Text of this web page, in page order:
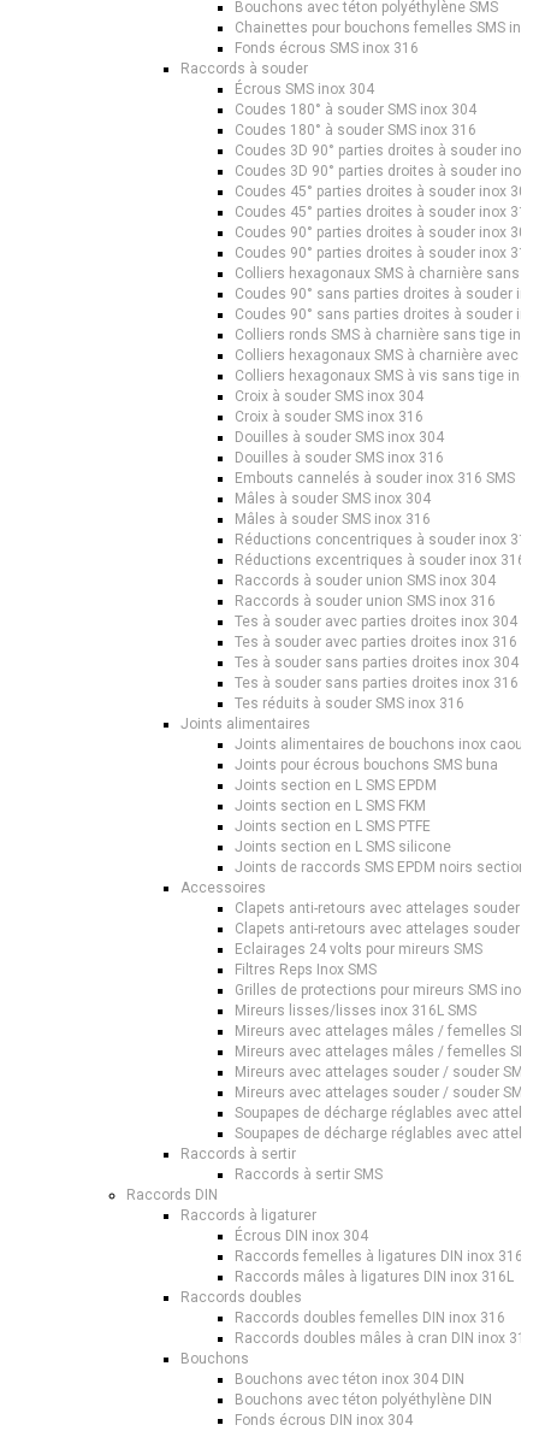
Bouchons avec téton polyéthylène SMS
Chainettes pour bouchons femelles SMS inox
Fonds écrous SMS inox 316
Raccords à souder
Écrous SMS inox 304
Coudes 180° à souder SMS inox 304
Coudes 180° à souder SMS inox 316
Coudes 3D 90° parties droites à souder inox
Coudes 3D 90° parties droites à souder inox
Coudes 45° parties droites à souder inox 304
Coudes 45° parties droites à souder inox 316
Coudes 90° parties droites à souder inox 304
Coudes 90° parties droites à souder inox 316
Colliers hexagonaux SMS à charnière sans
Coudes 90° sans parties droites à souder
Coudes 90° sans parties droites à souder
Colliers ronds SMS à charnière sans tige
Colliers hexagonaux SMS à charnière avec
Colliers hexagonaux SMS à vis sans tige inox
Croix à souder SMS inox 304
Croix à souder SMS inox 316
Douilles à souder SMS inox 304
Douilles à souder SMS inox 316
Embouts cannelés à souder inox 316 SMS
Mâles à souder SMS inox 304
Mâles à souder SMS inox 316
Réductions concentriques à souder inox 316
Réductions excentriques à souder inox 316
Raccords à souder union SMS inox 304
Raccords à souder union SMS inox 316
Tes à souder avec parties droites inox 304
Tes à souder avec parties droites inox 316
Tes à souder sans parties droites inox 304
Tes à souder sans parties droites inox 316
Tes réduits à souder SMS inox 316
Joints alimentaires
Joints alimentaires de bouchons inox
Joints pour écrous bouchons SMS buna
Joints section en L SMS EPDM
Joints section en L SMS FKM
Joints section en L SMS PTFE
Joints section en L SMS silicone
Joints de raccords SMS EPDM noirs section
Accessoires
Clapets anti-retours avec attelages souder /
Clapets anti-retours avec attelages souder /
Eclairages 24 volts pour mireurs SMS
Filtres Reps Inox SMS
Grilles de protections pour mireurs SMS inox
Mireurs lisses/lisses inox 316L SMS
Mireurs avec attelages mâles / femelles
Mireurs avec attelages mâles / femelles
Mireurs avec attelages souder / souder SMS
Mireurs avec attelages souder / souder SMS
Soupapes de décharge réglables avec
Soupapes de décharge réglables avec
Raccords à sertir
Raccords à sertir SMS
Raccords DIN
Raccords à ligaturer
Écrous DIN inox 304
Raccords femelles à ligatures DIN inox 316L
Raccords mâles à ligatures DIN inox 316L
Raccords doubles
Raccords doubles femelles DIN inox 316
Raccords doubles mâles à cran DIN inox 316
Bouchons
Bouchons avec téton inox 304 DIN
Bouchons avec téton polyéthylène DIN
Fonds écrous DIN inox 304